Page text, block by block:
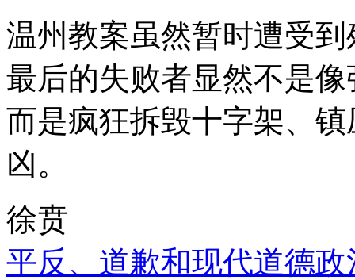
温州教案虽然暂时遭受
最后的失败者显然不是
而是疯狂拆毁十字架、
凶。
徐贲
平反、道歉和现代道德政